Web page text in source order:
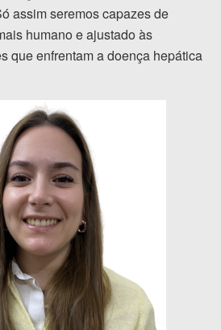
assim seremos capazes de
humano e ajustado às
que enfrentam a doença hepática